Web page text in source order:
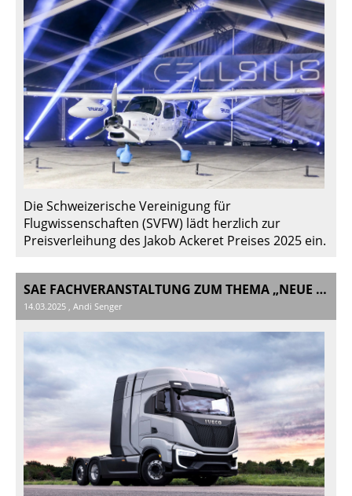
Die Schweizerische Vereinigung für
Flugwissenschaften (SVFW) lädt herzlich zur
Preisverleihung des Jakob Ackeret Preises 2025 ein.
SAE FACHVERANSTALTUNG ZUM THEMA „NEUE TECHNOLOGIEN IN NUTZFAHRZEUGEN“ BEI DER FPT MOTORENFORSCHUNG AG IN ARBON
14.03.2025 , Andi Senger